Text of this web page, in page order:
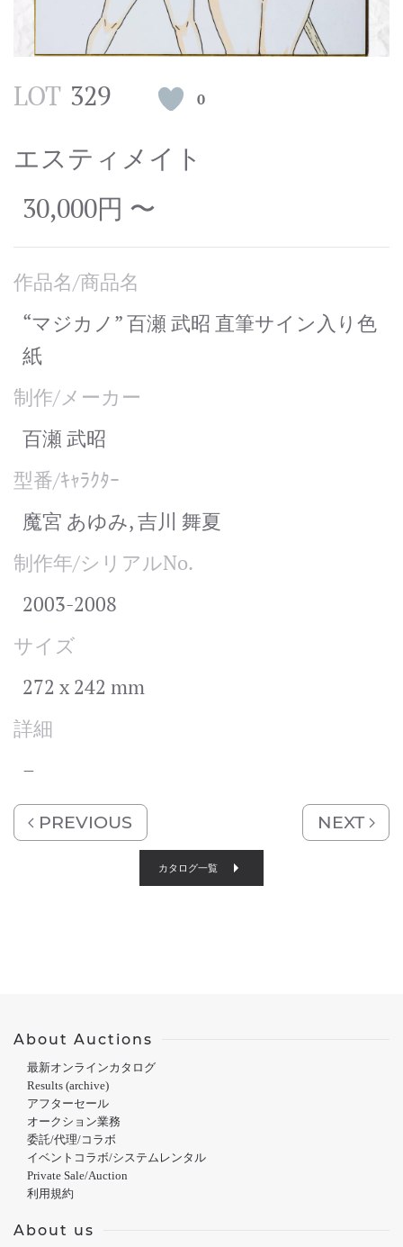
LOT 329 0
エスティメイト
30,000円 〜
作品名/商品名
“マジカノ” 百瀬 武昭 直筆サイン入り色
紙
制作/メーカー
百瀬 武昭
型番/ｷｬﾗｸﾀｰ
魔宮 あゆみ, 吉川 舞夏
制作年/シリアルNo.
2003-2008
サイズ
272 x 242 mm
詳細
–
PREVIOUS NEXT
カタログ一覧
About Auctions
最新オンラインカタログ
Results (archive)
アフターセール
オークション業務
委託/代理/コラボ
イベントコラボ/システムレンタル
Private Sale/Auction
利用規約
About us